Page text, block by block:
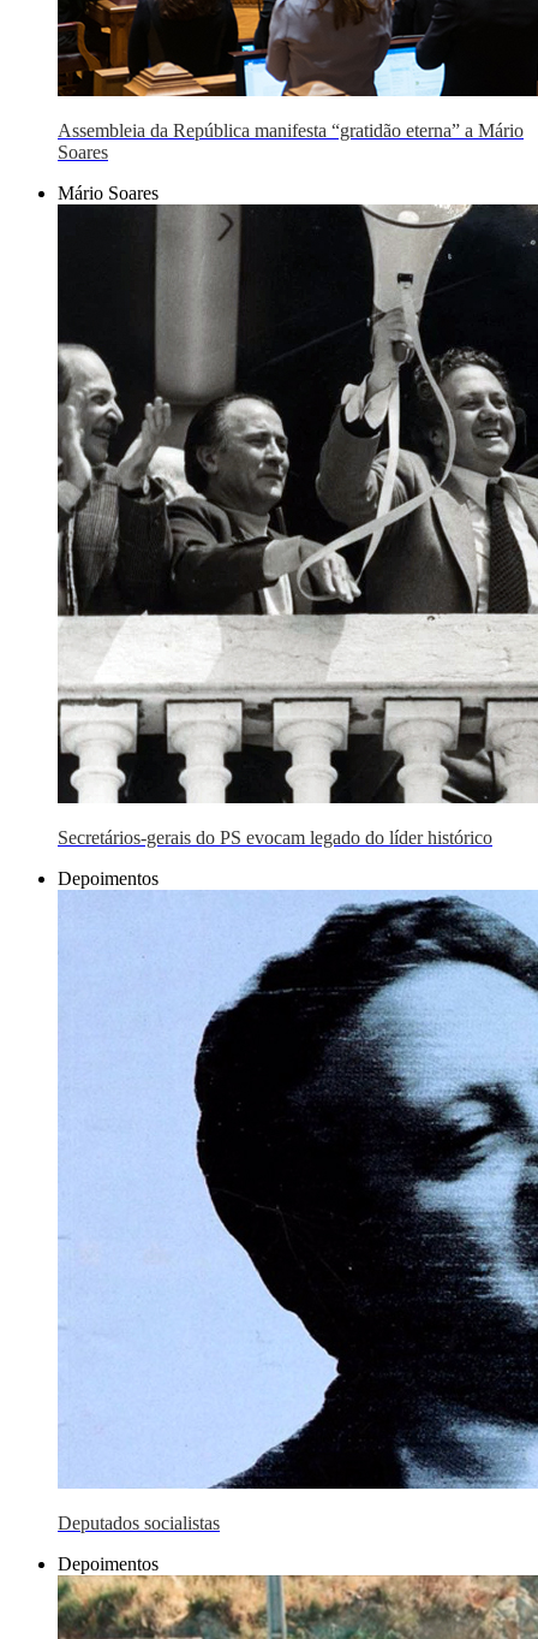
Assembleia da República manifesta “gratidão eterna” a Mário
Soares
Mário Soares
Secretários-gerais do PS evocam legado do líder histórico
Depoimentos
Deputados socialistas
Depoimentos